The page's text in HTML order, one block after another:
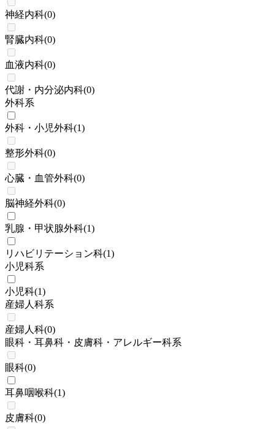
神経内科(0)
腎臓内科(0)
血液内科(0)
代謝・内分泌内科(0)
外科系
外科・小児外科(1)
整形外科(0)
心臓・血管外科(0)
脳神経外科(0)
乳腺・甲状腺外科(1)
リハビリテーション科(1)
小児科系
小児科(1)
産婦人科系
産婦人科(0)
眼科・耳鼻科・皮膚科・アレルギー科系
眼科(0)
耳鼻咽喉科(1)
皮膚科(0)